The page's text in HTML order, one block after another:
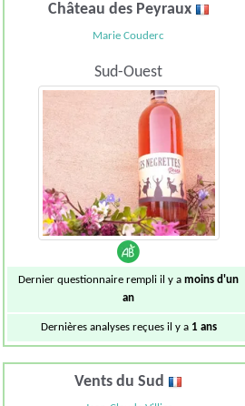
Château des Peyraux
Marie Couderc
Sud-Ouest
Dernier questionnaire rempli il y amoins d'un
an
Dernières analyses reçues il y a 1 ans
Vents du Sud